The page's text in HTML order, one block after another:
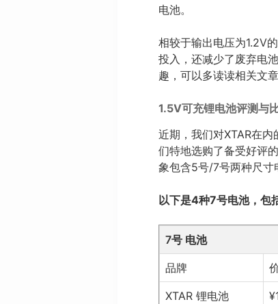
电池。
相较于输出电压为1.2V
投入，还减少了废弃电
趣，可以多读读相关文
1.5V可充锂电池评测与
近期，我们对XTAR在
们特地选购了备受好评
象包含5号/7号两种尺寸
以下是4种7号电池，包
7号 电池
品牌
XTAR 锂电池